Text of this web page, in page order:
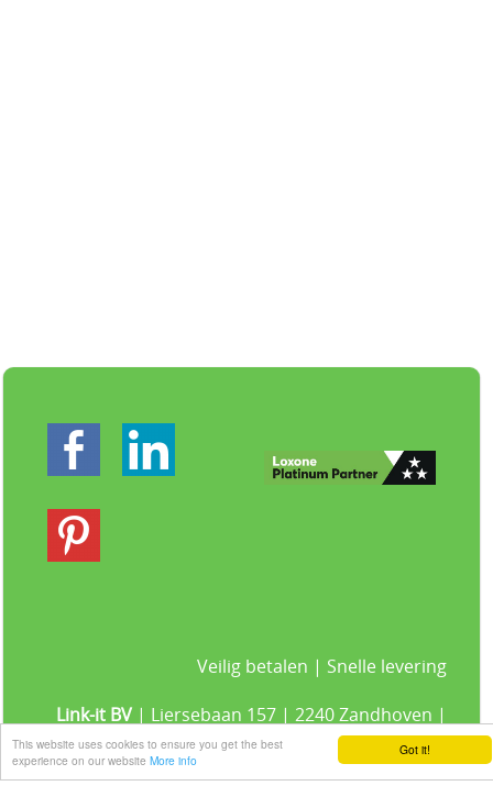
Got it!
This website uses cookies to ensure you get the best
experience on our website More info
Veilig betalen | Snelle levering
Link-it BV | Liersebaan 157 | 2240 Zandhoven |
België
+32 3 420 08 11 | ✉hallo@link-it.be
BTW: BE0648821122 | Fortis BE47 0017 8143 2480